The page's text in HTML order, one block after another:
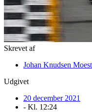
Skrevet af
Johan Knudsen
Udgivet
20 december 2021
- Kl. 12:24